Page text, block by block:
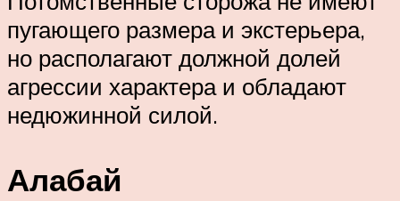
пугающего размера и экстерьера,
но располагают должной долей
агрессии характера и обладают
недюжинной силой.
Алабай